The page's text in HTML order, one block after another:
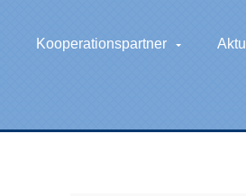
Kooperationspartner